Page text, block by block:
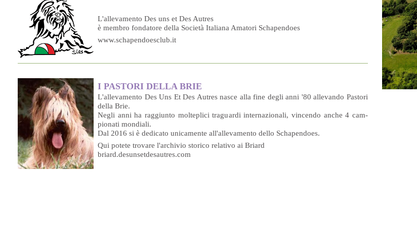
L'allevamento Des uns et Des Autres
è membro fondatore della Società Italiana Amatori Schapendoes
www.schapendoesclub.it
I PA­STO­RI DEL­LA BRIE
L'al­le­va­men­to Des Uns Et Des Au­tres na­sce al­la fi­ne de­gli an­ni '80 al­le­van­do Pa­sto­ri
del­la Brie.
Ne­gli an­ni ha rag­giun­to mol­te­pli­ci tra­guar­di in­ter­na­zio­na­li, vin­cen­do an­che 4 cam­
pio­na­ti mondiali.
Dal 2016 si è de­di­ca­to u­ni­ca­men­te all'al­le­va­men­to del­lo Schapendoes.
Qui po­te­te tro­va­re l'ar­chi­vio sto­ri­co re­la­ti­vo ai Briard
briard.desunsetdesautres.com